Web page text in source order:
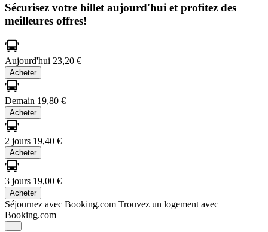
Sécurisez votre billet aujourd'hui et profitez des
meilleures offres!
Aujourd'hui 23,20 €
Acheter
Demain 19,80 €
Acheter
2 jours 19,40 €
Acheter
3 jours 19,00 €
Acheter
Séjournez avec Booking.com Trouvez un logement avec
Booking.com